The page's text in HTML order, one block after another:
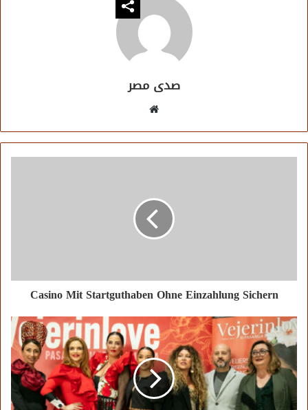
صدى مصر
Casino Mit Startguthaben Ohne Einzahlung Sichern